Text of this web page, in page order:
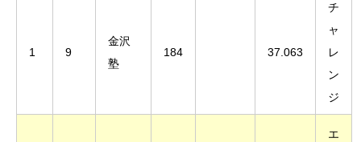
1 9
金沢
塾
184 37.063
チ
ャ
レ
ン
ジ
エ